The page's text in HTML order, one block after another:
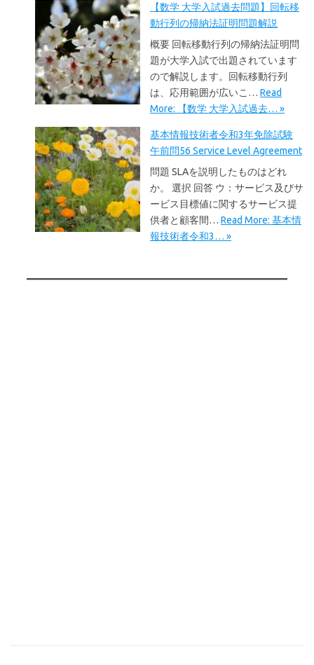
【数学 大学入試過去問題】回転移
動行列の帰納法証明問題解説
概要 回転移動行列の帰納法証明問
題が大学入試で出題されています
ので解説します。回転移動行列
は、応用範囲が広いこ… Read
More: 【数学 大学入試過去… »
基本情報技術者令和3年免除試験
午前問56 Service Level Agreement
問題 SLAを説明したものはどれ
か。 選択 回答 ウ：サービス及びサ
ービス目標値に関するサービス提
供者と顧客間… Read More: 基本情
報技術者令和3… »